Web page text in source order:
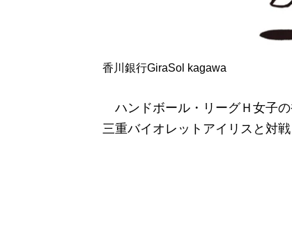
香川銀行GiraSol kagawa
ハンドボール・リーグＨ女子
三重バイオレットアイリスと対